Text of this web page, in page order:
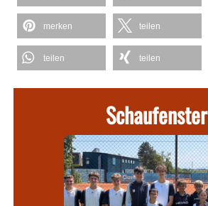
merken teilen
teilen teilen
Schaufenster